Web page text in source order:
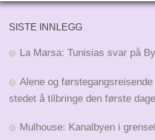
SISTE INNLEGG
La Marsa: Tunisias svar på
Alene og
stedet å tilbringe den første
Mulhouse: Kanalbyen i